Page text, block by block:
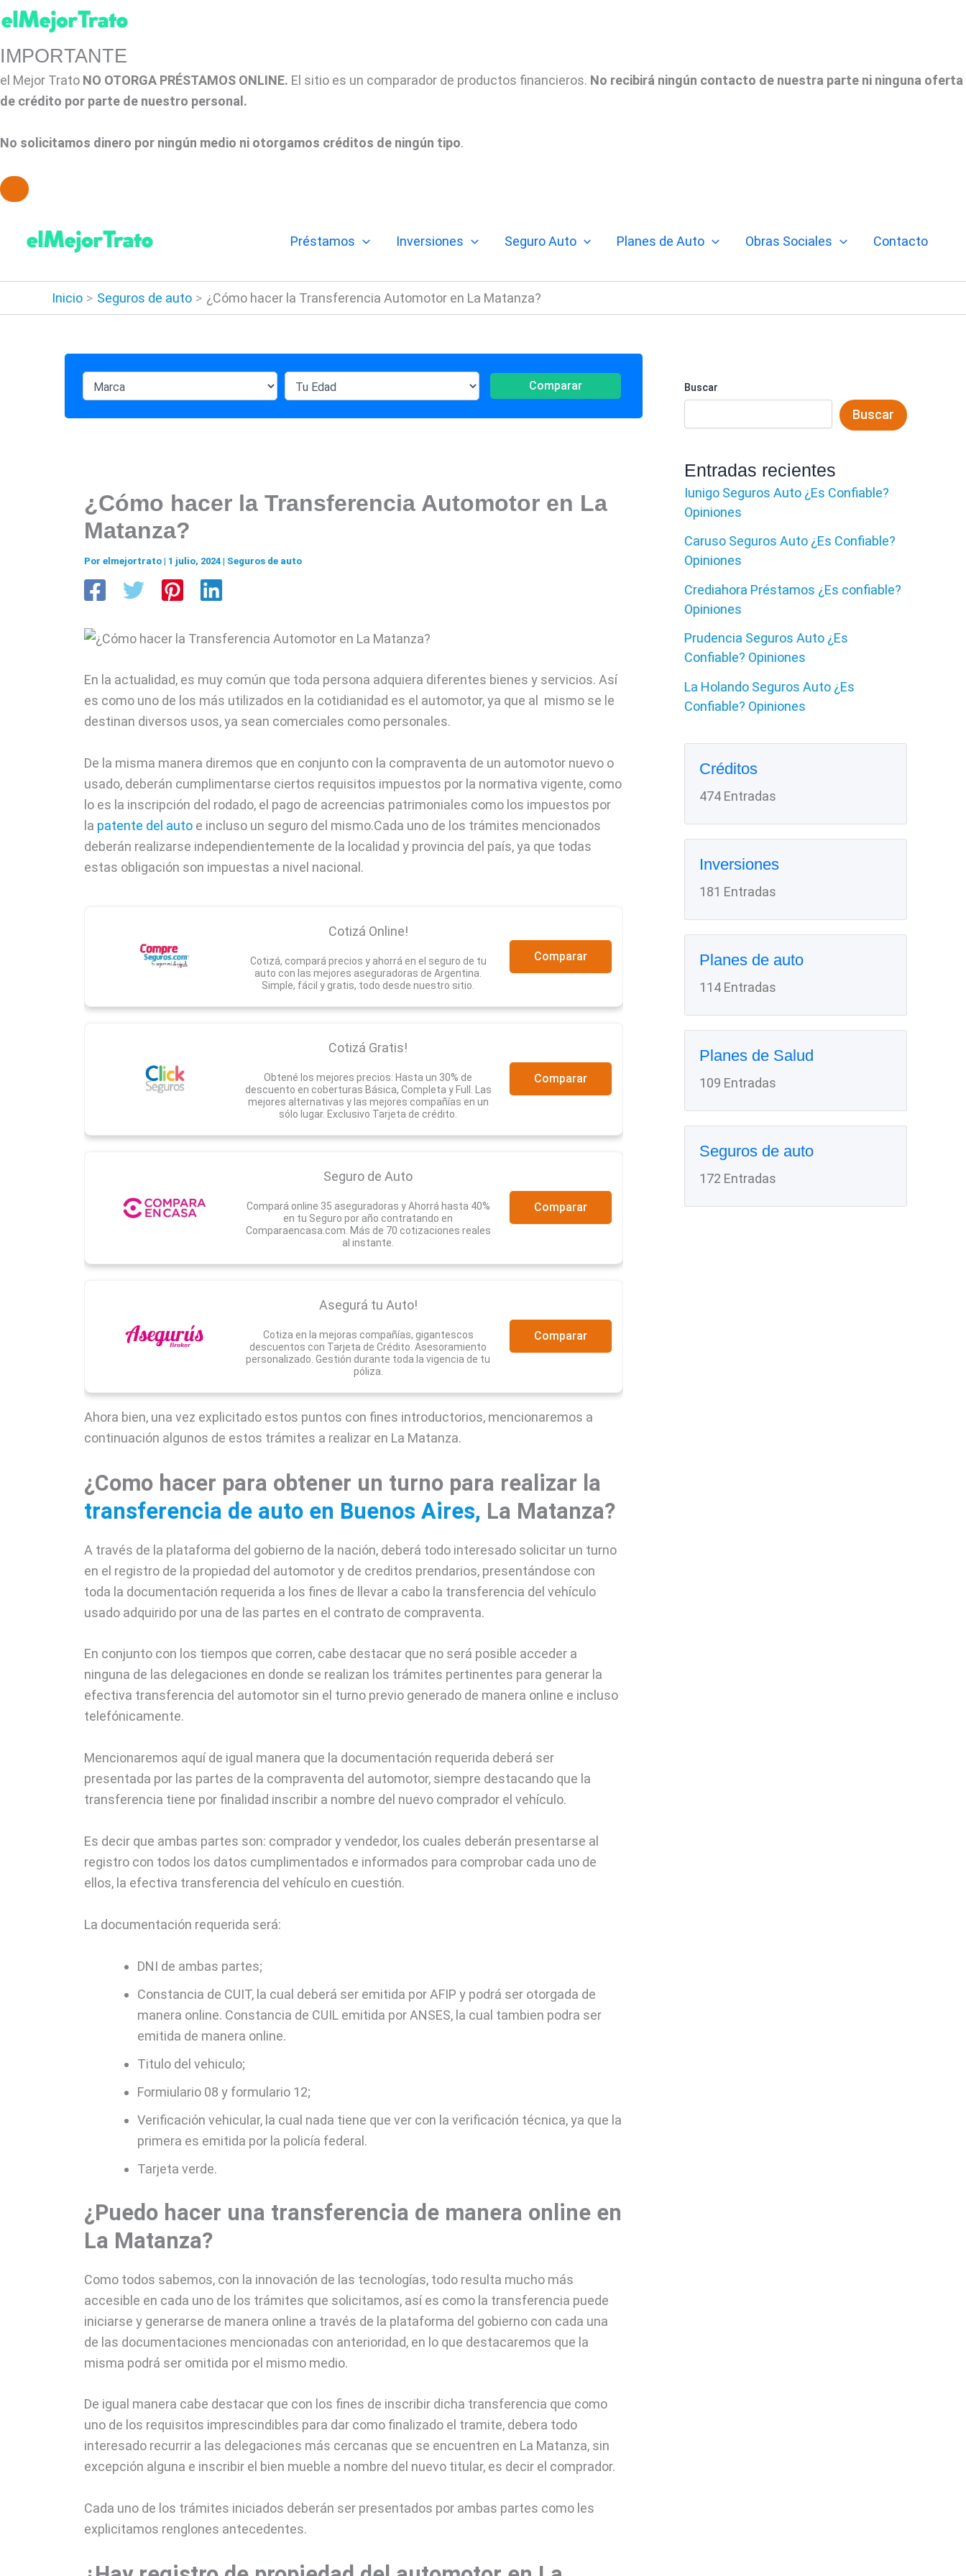
IMPORTANTE
el Mejor Trato NO OTORGA PRÉSTAMOS ONLINE. El sitio es un comparador de productos financieros. No recibirá ningún contacto de nuestra parte ni ninguna oferta
de crédito por parte de nuestro personal.
No solicitamos dinero por ningún medio ni otorgamos créditos de ningún tipo.
contenido
Préstamos Inversiones Seguro Auto Planes de Auto Obras Sociales Contacto
Inicio Seguros de auto ¿Cómo hacer la Transferencia Automotor en La Matanza?
Comparar
¿Cómo hacer la Transferencia Automotor en La
Matanza?
Por elmejortrato | 1 julio, 2024 | Seguros de auto
En la actualidad, es muy común que toda persona adquiera diferentes bienes y servicios. Así
es como uno de los más utilizados en la cotidianidad es el automotor, ya que al mismo se le
destinan diversos usos, ya sean comerciales como personales.
De la misma manera diremos que en conjunto con la compraventa de un automotor nuevo o
usado, deberán cumplimentarse ciertos requisitos impuestos por la normativa vigente, como
lo es la inscripción del rodado, el pago de acreencias patrimoniales como los impuestos por
la patente del auto e incluso un seguro del mismo.Cada uno de los trámites mencionados
deberán realizarse independientemente de la localidad y provincia del país, ya que todas
estas obligación son impuestas a nivel nacional.
Cotizá Online!
Cotizá, compará precios y ahorrá en el seguro de tu
auto con las mejores aseguradoras de Argentina.
Simple, fácil y gratis, todo desde nuestro sitio.
Comparar
Cotizá Gratis!
Obtené los mejores precios: Hasta un 30% de
descuento en coberturas Básica, Completa y Full. Las
mejores alternativas y las mejores compañías en un
sólo lugar. Exclusivo Tarjeta de crédito.
Comparar
Seguro de Auto
Compará online 35 aseguradoras y Ahorrá hasta 40%
en tu Seguro por año contratando en
Comparaencasa.com. Más de 70 cotizaciones reales
al instante.
Comparar
Asegurá tu Auto!
Cotiza en la mejoras compañías, gigantescos
descuentos con Tarjeta de Crédito. Asesoramiento
personalizado. Gestión durante toda la vigencia de tu
póliza.
Comparar
Ahora bien, una vez explicitado estos puntos con fines introductorios, mencionaremos a
continuación algunos de estos trámites a realizar en La Matanza.
¿Como hacer para obtener un turno para realizar la
transferencia de auto en Buenos Aires, La Matanza?
A través de la plataforma del gobierno de la nación, deberá todo interesado solicitar un turno
en el registro de la propiedad del automotor y de creditos prendarios, presentándose con
toda la documentación requerida a los fines de llevar a cabo la transferencia del vehículo
usado adquirido por una de las partes en el contrato de compraventa.
En conjunto con los tiempos que corren, cabe destacar que no será posible acceder a
ninguna de las delegaciones en donde se realizan los trámites pertinentes para generar la
efectiva transferencia del automotor sin el turno previo generado de manera online e incluso
telefónicamente.
Mencionaremos aquí de igual manera que la documentación requerida deberá ser
presentada por las partes de la compraventa del automotor, siempre destacando que la
transferencia tiene por finalidad inscribir a nombre del nuevo comprador el vehículo.
Es decir que ambas partes son: comprador y vendedor, los cuales deberán presentarse al
registro con todos los datos cumplimentados e informados para comprobar cada uno de
ellos, la efectiva transferencia del vehículo en cuestión.
La documentación requerida será:
DNI de ambas partes;
Constancia de CUIT, la cual deberá ser emitida por AFIP y podrá ser otorgada de
manera online. Constancia de CUIL emitida por ANSES, la cual tambien podra ser
emitida de manera online.
Titulo del vehiculo;
Formiulario 08 y formulario 12;
Verificación vehicular, la cual nada tiene que ver con la verificación técnica, ya que la
primera es emitida por la policía federal.
Tarjeta verde.
¿Puedo hacer una transferencia de manera online en
La Matanza?
Como todos sabemos, con la innovación de las tecnologías, todo resulta mucho más
accesible en cada uno de los trámites que solicitamos, así es como la transferencia puede
iniciarse y generarse de manera online a través de la plataforma del gobierno con cada una
de las documentaciones mencionadas con anterioridad, en lo que destacaremos que la
misma podrá ser omitida por el mismo medio.
De igual manera cabe destacar que con los fines de inscribir dicha transferencia que como
uno de los requisitos imprescindibles para dar como finalizado el tramite, debera todo
interesado recurrir a las delegaciones más cercanas que se encuentren en La Matanza, sin
excepción alguna e inscribir el bien mueble a nombre del nuevo titular, es decir el comprador.
Cada uno de los trámites iniciados deberán ser presentados por ambas partes como les
explicitamos renglones antecedentes.
Buscar
Buscar
Entradas recientes
Iunigo Seguros Auto ¿Es Confiable?
Opiniones
Caruso Seguros Auto ¿Es Confiable?
Opiniones
Crediahora Préstamos ¿Es confiable?
Opiniones
Prudencia Seguros Auto ¿Es
Confiable? Opiniones
La Holando Seguros Auto ¿Es
Confiable? Opiniones
Créditos
474 Entradas
Inversiones
181 Entradas
Planes de auto
114 Entradas
Planes de Salud
109 Entradas
Seguros de auto
172 Entradas